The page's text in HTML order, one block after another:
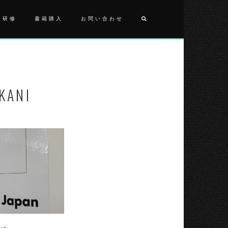
修 書籍購入 お問い合わせ
投
稿
ナ
ビ
ゲ
ー
シ
ョ
ン